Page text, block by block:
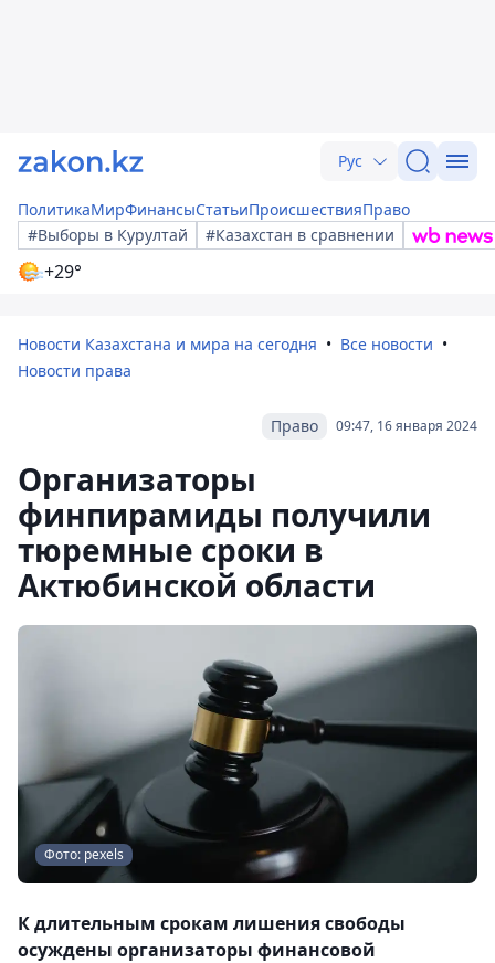
Рус
ПолитикаМирФинансыСтатьиПроисшествияПраво
#Выборы в Курултай
#Казахстан в сравнении
+29°
Новости Казахстана и мира на сегодня
Все новости
Новости права
09:47, 16 января 2024
Право
Организаторы
финпирамиды получили
тюремные сроки в
Актюбинской области
Фото: pexels
К длительным срокам лишения свободы
осуждены организаторы финансовой